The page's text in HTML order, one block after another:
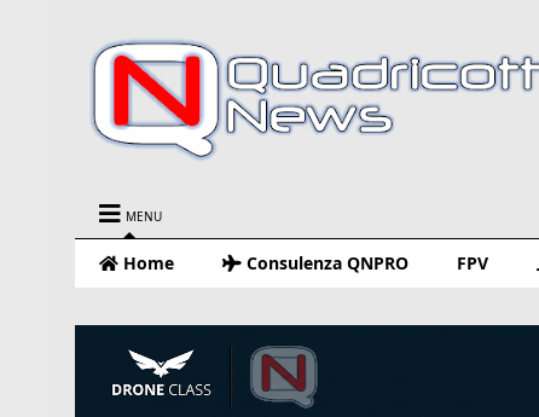
MENU
Home Consulenza QNPRO FPV